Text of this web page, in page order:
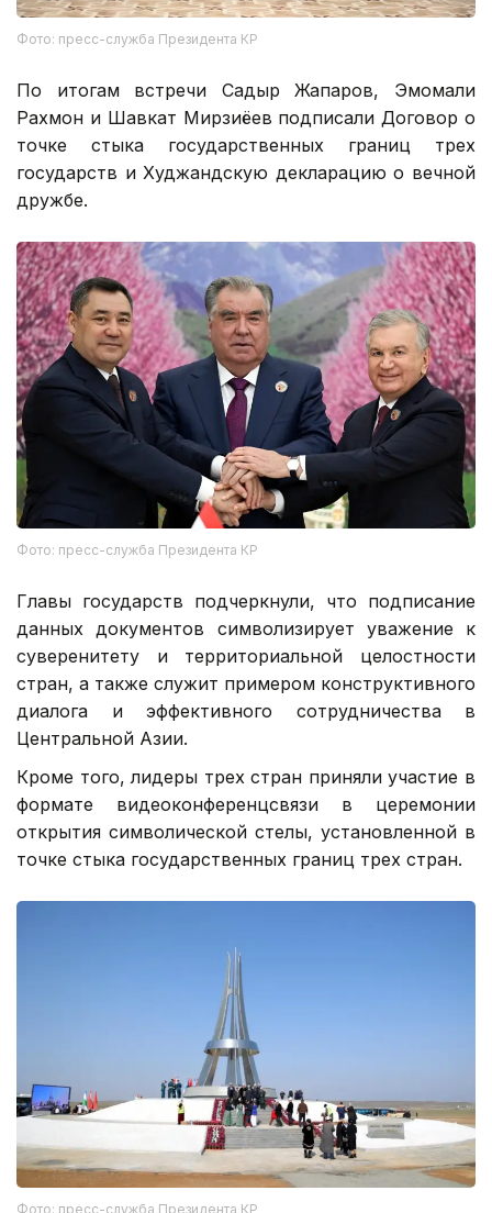
Фото: пресс-служба Президента КР
По итогам встречи Садыр Жапаров, Эмомали
Рахмон и Шавкат Мирзиёев подписали Договор о
точке стыка государственных границ трех
государств и Худжандскую декларацию о вечной
дружбе.
Фото: пресс-служба Президента КР
Главы государств подчеркнули, что подписание
данных документов символизирует уважение к
суверенитету и территориальной целостности
стран, а также служит примером конструктивного
диалога и эффективного сотрудничества в
Центральной Азии.
Кроме того, лидеры трех стран приняли участие в
формате видеоконференцсвязи в церемонии
открытия символической стелы, установленной в
точке стыка государственных границ трех стран.
Фото: пресс-служба Президента КР